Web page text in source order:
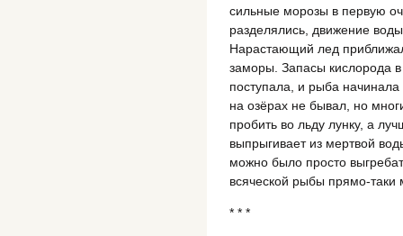
сильные морозы в первую
разделялись, движение
Нарастающий лед
заморы. Запасы кислорода
поступала, и рыба
на озёрах не бывал, но
пробить во льду лунку, а
выпрыгивает из мертвой
можно было просто
всяческой рыбы прямо-
* * *